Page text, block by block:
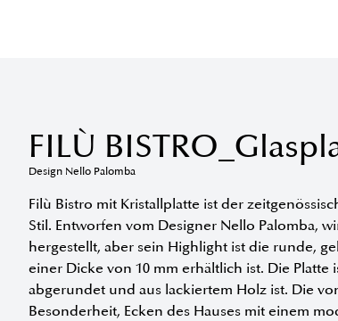
FILÙ
Design Nello Palomba
Filù Bistro mit Kristallplatte ist der
Stil. Entworfen vom Designer Nello Palomba,
hergestellt, aber sein Highlight ist die runde,
einer Dicke von 10 mm erhältlich ist. Die
abgerundet und aus lackiertem Holz ist. Die
Besonderheit, Ecken des Hauses mit einem